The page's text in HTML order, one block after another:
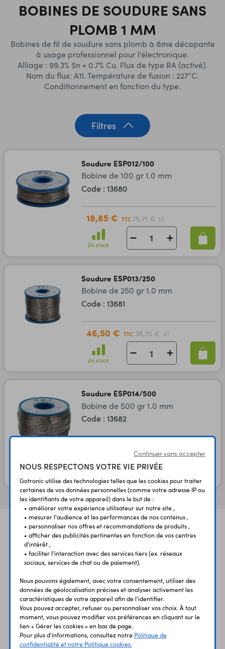
BOBINES DE SOUDURE SANS
PLOMB 1 MM
Bobines de fil de soudure sans plomb à âme décapante
à usage professionnel pour l'électronique.
Alliage : 99.3% Sn + 0.7% Cu. Flux de type RA (activé).
Nom du flux: A11. Température de fusion : 227°C.
Conditionnement en fonction du type.
Filtres
Soudure ESP012/100
Bobine de 100 gr 1.0 mm
Code : 13680
18,85 € TTC 15,71 € HT
En stock
Soudure ESP013/250
Bobine de 250 gr 1.0 mm
Code : 13681
46,50 € TTC 38,75 € HT
En stock
Soudure ESP014/500
Bobine de 500 gr 1.0 mm
Code : 13682
UNE QUESTION?
UN CONSEIL?
PAIEMENT
SÉCURISÉ
LIVRAISON
RAPIDE
Continuer sans accepter
NOUS RESPECTONS VOTRE VIE PRIVÉE
Gotronic utilise des technologies telles que les cookies pour traiter
certaines de vos données personnelles (comme votre adresse IP ou
les identifiants de votre appareil) dans le but de :
• améliorer votre expérience utilisateur sur notre site ,
• mesurer l'audience et les performances de nos contenus ,
• personnaliser nos offres et recommandations de produits ,
• afficher des publicités pertinentes en fonction de vos centres
d'intérêt ,
• faciliter l'interaction avec des services tiers (ex. réseaux
sociaux, services de chat ou de paiement).
Nous pouvons également, avec votre consentement, utiliser des
données de géolocalisation précises et analyser activement les
caractéristiques de votre appareil afin de l'identifier.
Vous pouvez accepter, refuser ou personnaliser vos choix. À tout
moment, vous pouvez modifier vos préférences en cliquant sur le
lien « Gérer les cookies » en bas de page.
Pour plus d'informations, consultez notre Politique de
confidentialité et notre Politique cookies.